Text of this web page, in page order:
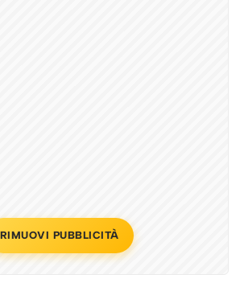
RIMUOVI PUBBLICITÀ